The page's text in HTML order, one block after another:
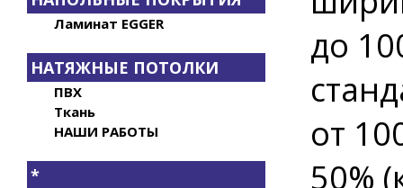
Ламинат EGGER
НАТЯЖНЫЕ ПОТОЛКИ
ПВХ
Ткань
НАШИ РАБОТЫ
*
до
от
50%